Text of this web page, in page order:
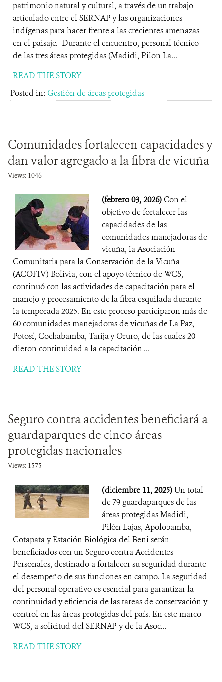
patrimonio natural y cultural, a través de un trabajo
articulado entre el SERNAP y las organizaciones
indígenas para hacer frente a las crecientes amenazas
en el paisaje. Durante el encuentro, personal técnico
de las tres áreas protegidas (Madidi, Pilon La...
READ THE STORY
Posted in: Gestión de áreas protegidas
Comunidades fortalecen capacidades y
dan valor agregado a la fibra de vicuña
Views: 1046
(febrero 03, 2026) Con el
objetivo de fortalecer las
capacidades de las
comunidades manejadoras de
vicuña, la Asociación
Comunitaria para la Conservación de la Vicuña
(ACOFIV) Bolivia, con el apoyo técnico de WCS,
continuó con las actividades de capacitación para el
manejo y procesamiento de la fibra esquilada durante
la temporada 2025. En este proceso participaron más de
60 comunidades manejadoras de vicuñas de La Paz,
Potosí, Cochabamba, Tarija y Oruro, de las cuales 20
dieron continuidad a la capacitación ...
READ THE STORY
Seguro contra accidentes beneficiará a
guardaparques de cinco áreas
protegidas nacionales
Views: 1575
(diciembre 11, 2025)Un total
de 79 guardaparques de las
áreas protegidas Madidi,
Pilón Lajas, Apolobamba,
Cotapata y Estación Biológica del Beni serán
beneficiados con un Seguro contra Accidentes
Personales, destinado a fortalecer su seguridad durante
el desempeño de sus funciones en campo. La seguridad
del personal operativo es esencial para garantizar la
continuidad y eficiencia de las tareas de conservación y
control en las áreas protegidas del país. En este marco
WCS, a solicitud del SERNAP y de la Asoc...
READ THE STORY